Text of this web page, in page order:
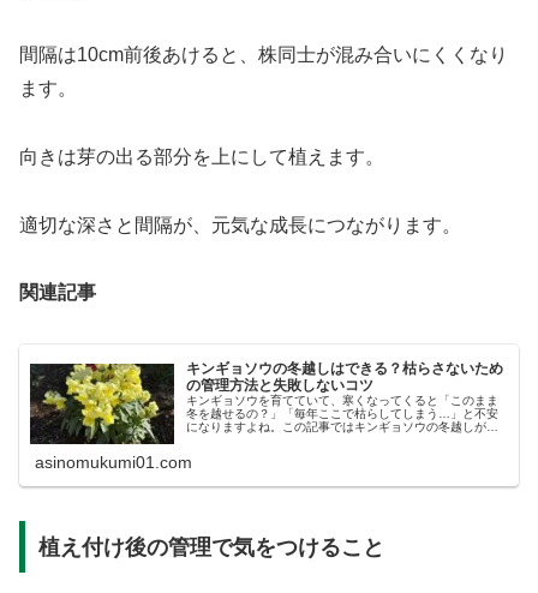
間隔は10cm前後あけると、株同士が混み合いにくくなり
ます。
向きは芽の出る部分を上にして植えます。
適切な深さと間隔が、元気な成長につながります。
関連記事
キンギョソウの冬越しはできる？枯らさないため
の管理方法と失敗しないコツ
キンギョソウを育てていて、寒くなってくると「このまま
冬を越せるの？」「毎年ここで枯らしてしまう…」と不安
になりますよね。この記事ではキンギョソウの冬越しが可
asinomukumi01.com
植え付け後の管理で気をつけること